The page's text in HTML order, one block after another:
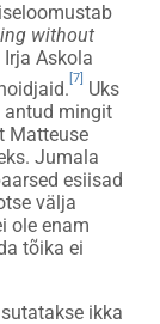
without
Askola
[7]
Uks
antud mingit
Matteuse
Jumala
esiisad
välja
ole enam
tõika ei
ikka